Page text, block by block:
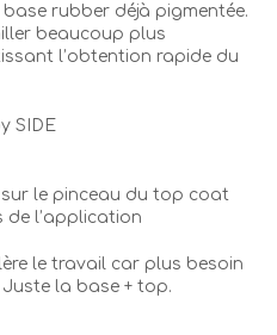
base rubber déjà pigmentée.
beaucoup plus
l’obtention rapide du
SIDE
le pinceau du top coat
de l’application
le travail car plus besoin
Juste la base + top.